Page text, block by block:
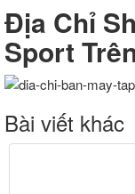
Địa Chỉ
Sport Trê
Bài viết khác